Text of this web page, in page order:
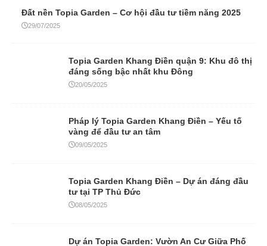
Đất nền Topia Garden – Cơ hội đầu tư tiềm năng 2025
29/07/2025
Topia Garden Khang Điền quận 9: Khu đô thị
đáng sống bậc nhất khu Đông
20/05/2025
Pháp lý Topia Garden Khang Điền – Yếu tố
vàng để đầu tư an tâm
09/05/2025
Topia Garden Khang Điền – Dự án đáng đầu
tư tại TP Thủ Đức
08/05/2025
Dự án Topia Garden: Vườn An Cư Giữa Phố